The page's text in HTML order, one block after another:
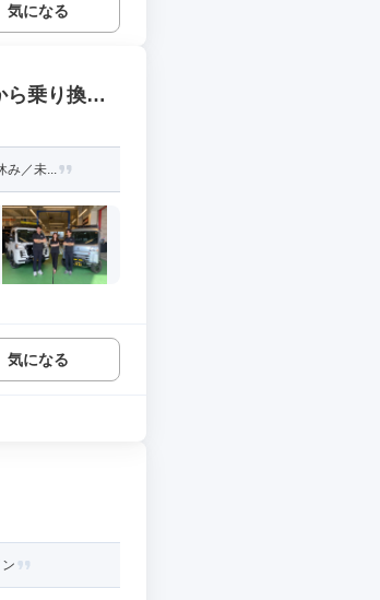
気になる
ら乗り換え
み／未...
気になる